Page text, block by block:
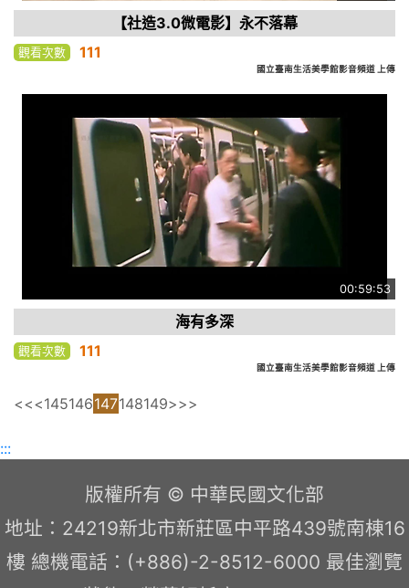
【社造3.0微電影】永不落幕
觀看次數 111
國立臺南生活美學館影音頻道 上傳
00:59:53
海有多深
觀看次數 111
國立臺南生活美學館影音頻道 上傳
<<<145146147148149>>>
:::
版權所有 © 中華民國文化部
地址：24219新北市新莊區中平路439號南棟16
樓 總機電話：(+886)-2-8512-6000 最佳瀏覽